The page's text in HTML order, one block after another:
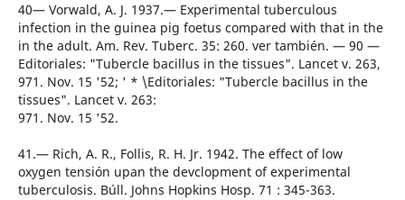
40— Vorwald, A. J. 1937.— Experimental tuberculous
infection in the guinea pig foetus compared with that in the
in the adult. Am. Rev. Tuberc. 35: 260. ver también. — 90 —
Editoriales: "Tubercle bacillus in the tissues". Lancet v. 263,
971. Nov. 15 '52; ' * \Editoriales: "Tubercle bacillus in the
tissues". Lancet v. 263:
971. Nov. 15 '52.
41.— Rich, A. R., Follis, R. H. Jr. 1942. The effect of low
oxygen tensión upan the devclopment of experimental
tuberculosis. Búll. Johns Hopkins Hosp. 71 : 345-363.